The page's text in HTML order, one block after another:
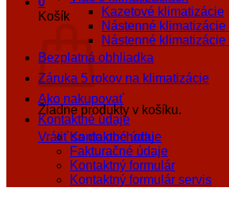
Košík
Žiadne produkty v košíku.
Vrátiť sa do obchodu
Kazetové klimatizácie
Nástenné klimatizácie
Nástenné
Bezplatná obhliadka
Záruka 5 rokov na klimatizácie
Ako nakupovať
Kontaktné údaje
Kontaktné údaje
Fakturačné údaje
Kontaktný formulár
Kontaktný formulár servis